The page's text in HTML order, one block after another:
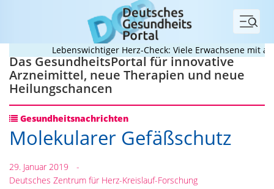
Menü
Lebenswichtiger Herz-Check: Viele Erwachsene mit
Das GesundheitsPortal für innovative
Arzneimittel, neue Therapien und neue
Heilungschancen
Gesundheitsnachrichten
Molekularer Gefäßschutz
29. Januar 2019
-
Deutsches Zentrum für Herz-Kreislauf-Forschung